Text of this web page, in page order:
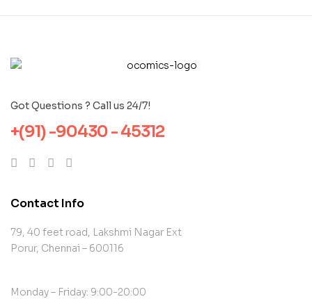
Got Questions ? Call us 24/7!
+(91) -90430 - 45312
Contact Info
79, 40 feet road, Lakshmi Nagar Ext
Porur, Chennai – 600116
Monday – Friday: 9:00-20:00